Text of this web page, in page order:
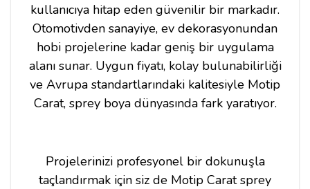
kullanıcıya hitap eden güvenilir bir markadır.
Otomotivden sanayiye, ev dekorasyonundan
hobi projelerine kadar geniş bir uygulama
alanı sunar. Uygun fiyatı, kolay bulunabilirliği
ve Avrupa standartlarındaki kalitesiyle Motip
Carat, sprey boya dünyasında fark yaratıyor.
Projelerinizi profesyonel bir dokunuşla
taçlandırmak için siz de Motip Carat sprey